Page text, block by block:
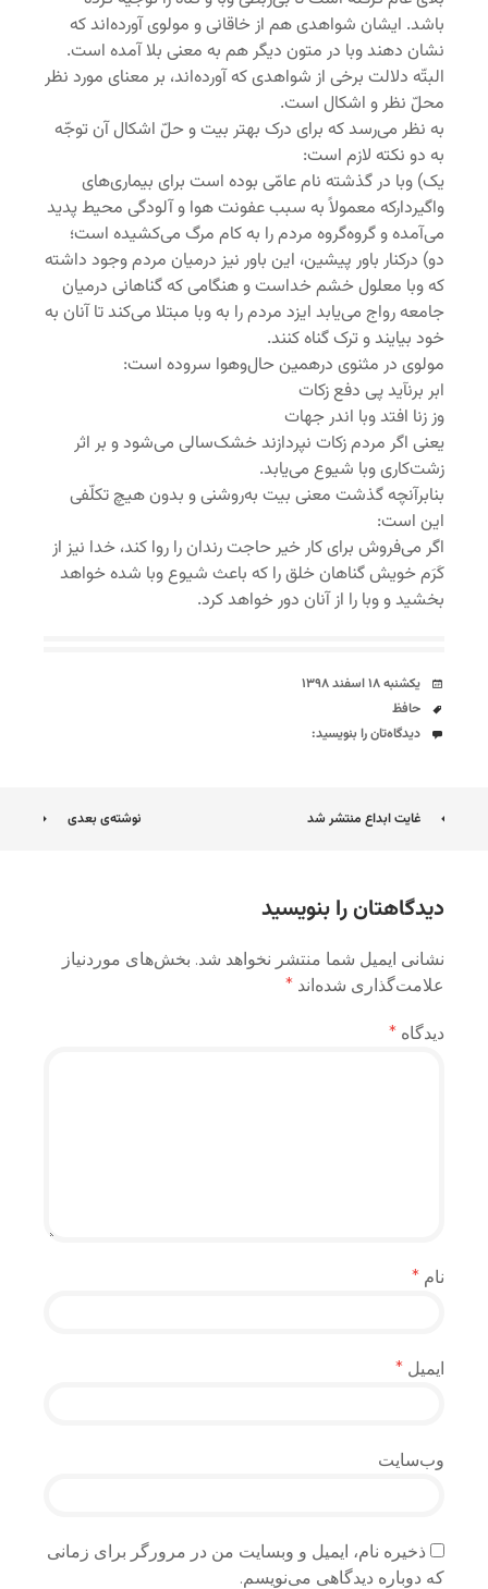
باشد. ایشان شواهدی هم از خاقانی و مولوی آورده‌اند که
نشان دهند وبا در متون دیگر هم به معنی بلا آمده است.
البتّه دلالت برخی از شواهدی که آورده‌اند، بر معنای مورد نظر
محلّ نظر و اشکال است.
به نظر می‌رسد که برای درک بهتر بیت و حلّ اشکال آن توجّه
به دو نکته لازم است:
یک) وبا در گذشته نام عامّی بوده است برای بیماری‌های
واگیردارکه معمولاً به سبب عفونت هوا و آلودگی محیط پدید
می‌آمده و گروه‌گروه مردم را به کام مرگ می‌کشیده است؛
دو) درکنار باور پیشین، این باور نیز درمیان مردم وجود داشته
که وبا معلول خشم خداست و هنگامی که گناهانی درمیان
جامعه رواج می‌یابد ایزد مردم را به وبا مبتلا می‌کند تا آنان به
خود بیایند و ترک گناه کنند.
مولوی در مثنوی درهمین حال‌وهوا سروده است:
ابر برنآید پی دفع زکات
وز زنا افتد وبا اندر جهات
یعنی اگر مردم زکات نپردازند خشک‌سالی می‌شود و بر اثر
زشت‌کاری وبا شیوع می‌یابد.
بنابرآنچه گذشت معنی بیت به‌روشنی و بدون هیچ تکلّفی
این است:
اگر می‌فروش برای کار خیر حاجت رندان را روا کند، خدا نیز از
کَرَم خویش گناهان خلق را که باعث شیوع وبا شده خواهد
بخشید و وبا را از آنان دور خواهد کرد.
تاریخ
یکشنبه ۱۸ اسفند ۱۳۹۸
برچسب‌ها
حافظ
دیدگاه‌ها
دیدگاه‌تان را بنویسید:
ناوبری
غایت ابداع منتشر شد نوشته‌ی بعدی
دیدگاهتان را بنویسید
نشانی ایمیل شما منتشر نخواهد شد. بخش‌های موردنیاز
علامت‌گذاری شده‌اند *
دیدگاه *
نام *
ایمیل *
وب‌سایت
ذخیره نام، ایمیل و وبسایت من در مرورگر برای زمانی
که دوباره دیدگاهی می‌نویسم.